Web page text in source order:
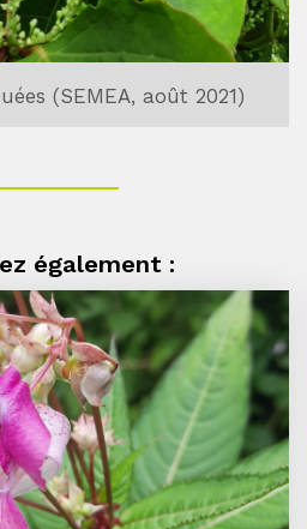
(SEMEA, août 2021)
également :